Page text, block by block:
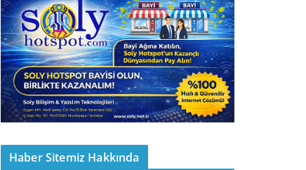
Haber Sitemiz Hakkında